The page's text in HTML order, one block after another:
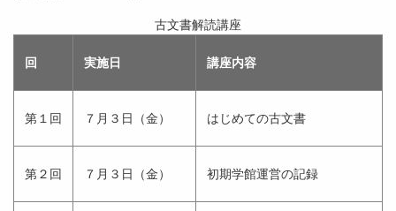
古文書解読講座
回 実施日 講座内容
第１回 ７月３日（金） はじめての古文書
第２回 ７月３日（金） 初期学館運営の記録